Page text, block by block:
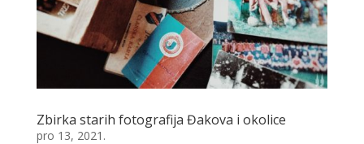
Zbirka starih fotografija Đakova i okolice
pro 13, 2021.